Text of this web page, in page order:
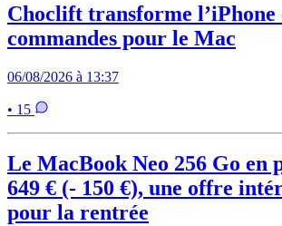
Choclift transforme l’iPhone
commandes pour le Mac
06/08/2026 à 13:37
• 15
Le MacBook Neo 256 Go en
649 € (- 150 €), une offre
pour la rentrée